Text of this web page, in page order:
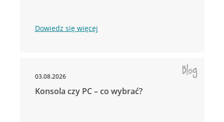
Dowiedz się więcej
03.08.2026
Konsola czy PC – co wybrać?